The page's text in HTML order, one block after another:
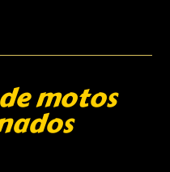
motos